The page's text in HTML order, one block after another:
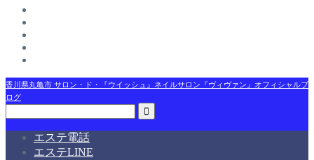
香川県丸亀市 サロン・ド・『ウイッシュ』ネイルサロン『ヴィヴァン』オフィシャルブ
ログ
エステ電話
エステLINE